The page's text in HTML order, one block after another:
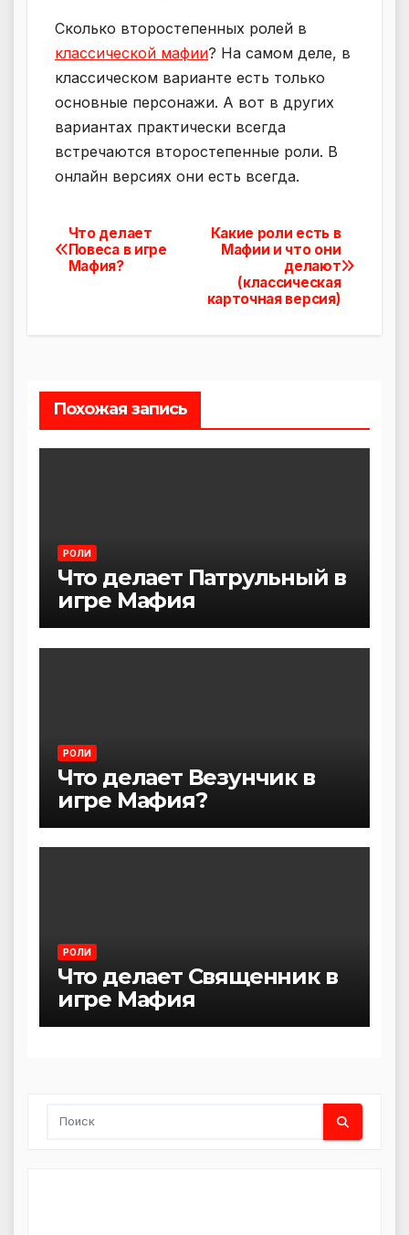
Сколько второстепенных ролей в
классической мафии? На самом деле, в
классическом варианте есть только
основные персонажи. А вот в других
вариантах практически всегда
встречаются второстепенные роли. В
онлайн версиях они есть всегда.
Навигация
по
Какие роли есть в
Мафии и что они
делают
(классическая
карточная версия)
Что делает
Повеса в игре
Мафия?
Похожая запись
РОЛИ
Что делает Патрульный в
игре Мафия
РОЛИ
Что делает Везунчик в
игре Мафия?
РОЛИ
Что делает Священник в
игре Мафия